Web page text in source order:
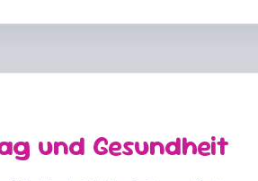
und Gesundheit